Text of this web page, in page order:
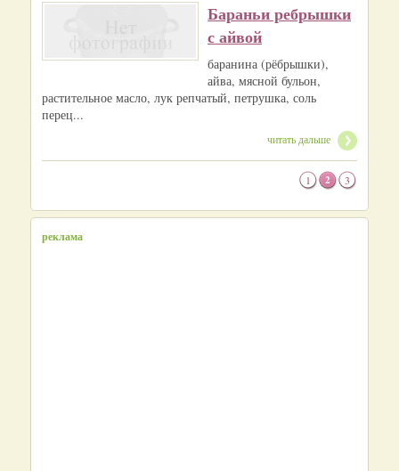
Бараньи ребрышки
с айвой
баранина (рёбрышки),
айва, мясной бульон,
растительное масло, лук репчатый, петрушка, соль
перец...
читать дальше
1 2 3
реклама